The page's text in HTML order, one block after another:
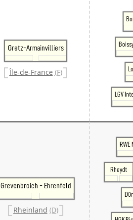
Gretz-Armainvilliers
Île-de-France (F)
LGV
Grevenbroich - Ehrenfeld
Rheinland (D)
Rheydt